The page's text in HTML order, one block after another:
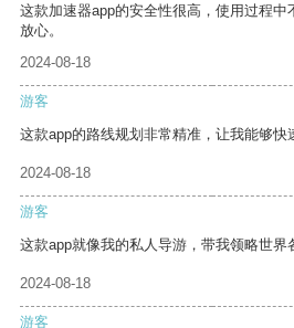
这款加速器app的安全性很高，使用过程中
放心。
2024-08-18
游客
这款app的路线规划非常精准，让我能够快
2024-08-18
游客
这款app就像我的私人导游，带我领略世界
2024-08-18
游客